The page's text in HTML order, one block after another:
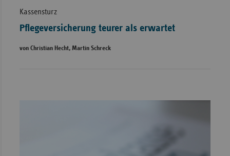
Kassensturz
Pflegeversicherung teurer als erwartet
von Christian Hecht, Martin Schreck